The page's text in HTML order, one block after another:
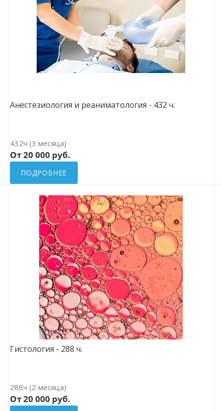
Анестезиология и реаниматология - 432 ч.
432ч (3 месяца)
От 20 000 руб.
ПОДРОБНЕЕ
Гистология - 288 ч.
288ч (2 месяца)
От 20 000 руб.